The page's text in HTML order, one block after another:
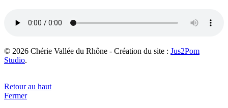
© 2026 Chérie Vallée du Rhône - Création du site : Jus2Pom
Studio.
Retour au haut
Fermer